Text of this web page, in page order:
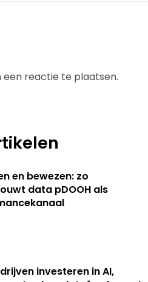
een reactie te plaatsen.
en bewezen: zo
data pDOOH als
investeren in AI,